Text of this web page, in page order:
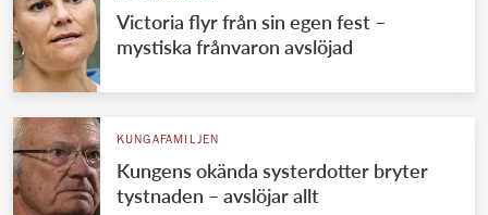
Victoria flyr från sin egen fest –
mystiska frånvaron avslöjad
KUNGAFAMILJEN
Kungens okända systerdotter bryter
tystnaden – avslöjar allt